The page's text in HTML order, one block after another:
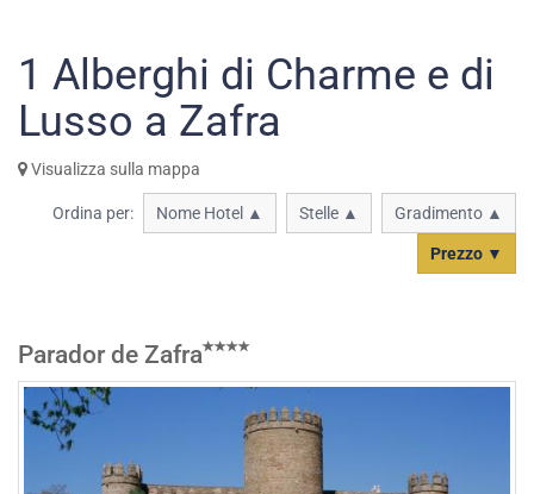
1 Alberghi di Charme e di
Lusso a Zafra
Visualizza sulla mappa
Ordina per: Nome Hotel ▲ Stelle ▲ Gradimento ▲
Prezzo ▼
Parador de Zafra